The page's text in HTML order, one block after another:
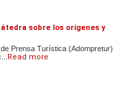
sobre los orígenes y
Prensa Turística (Adompretur)
Read more